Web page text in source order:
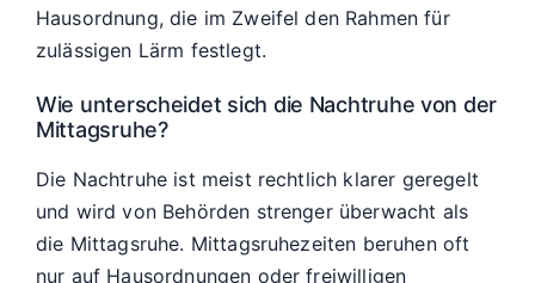
Hausordnung, die im Zweifel den Rahmen für
zulässigen Lärm festlegt.
Wie unterscheidet sich die Nachtruhe von der
Mittagsruhe?
Die Nachtruhe ist meist rechtlich klarer geregelt
und wird von Behörden strenger überwacht als
die Mittagsruhe. Mittagsruhezeiten beruhen oft
nur auf Hausordnungen oder freiwilligen